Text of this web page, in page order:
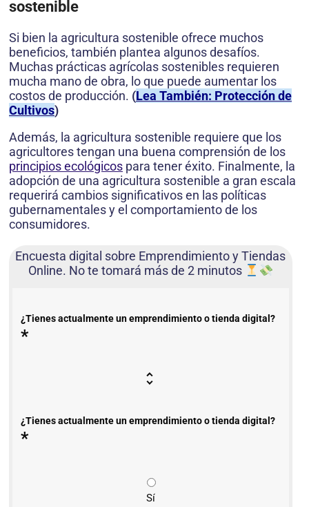
sostenible
Si bien la agricultura sostenible ofrece muchos
beneficios, también plantea algunos desafíos.
Muchas prácticas agrícolas sostenibles requieren
mucha mano de obra, lo que puede aumentar los
costos de producción. (Lea También: Protección de
Cultivos)
Además, la agricultura sostenible requiere que los
agricultores tengan una buena comprensión de los
principios ecológicos para tener éxito. Finalmente, la
adopción de una agricultura sostenible a gran escala
requerirá cambios significativos en las políticas
gubernamentales y el comportamiento de los
consumidores.
Encuesta digital sobre Emprendimiento y Tiendas
Online. No te tomará más de 2 minutos
¿Tienes actualmente un emprendimiento o tienda digital?
*
¿Tienes actualmente un emprendimiento o tienda digital?
*
Sí